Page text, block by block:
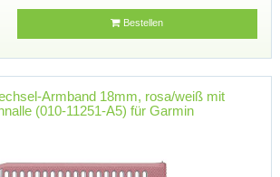
Bestellen
Armband 18mm, rosa/weiß mit
(010-11251-A5) für Garmin